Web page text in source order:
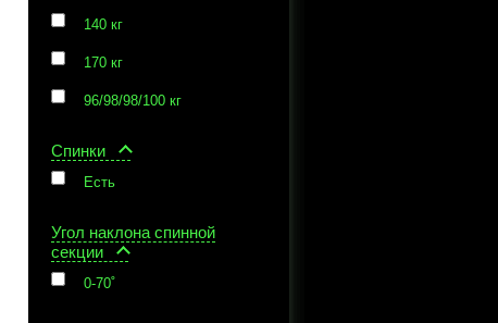
140 кг
170 кг
96/98/98/100 кг
Спинки
Есть
Угол наклона спинной
секции
0-70˚